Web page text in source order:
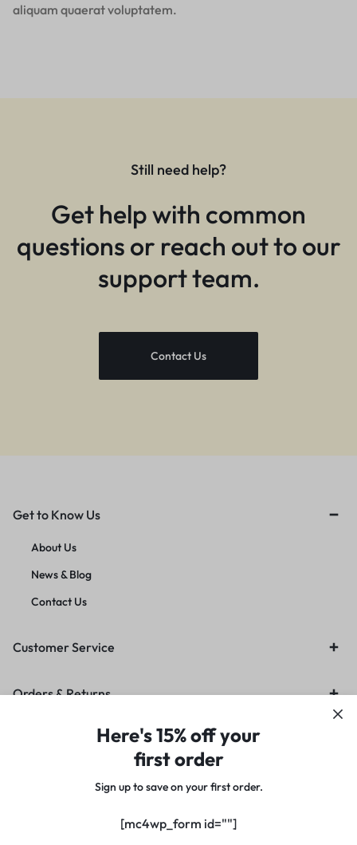
aliquam quaerat voluptatem.
Still need help?
Get help with common
questions or reach out to our
support team.
Contact Us
Get to Know Us
About Us
News & Blog
Contact Us
Customer Service
Orders & Returns
Copyright © 2021 Motta, All Rights Reserved.
Privacy Notice
Here's 15% off your
first order
Sign up to save on your first order.​
[mc4wp_form id=""]